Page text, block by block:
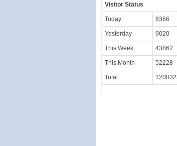
Visitor Status
Today 8366
Yesterday 9020
This Week 43862
This Month 52228
Total